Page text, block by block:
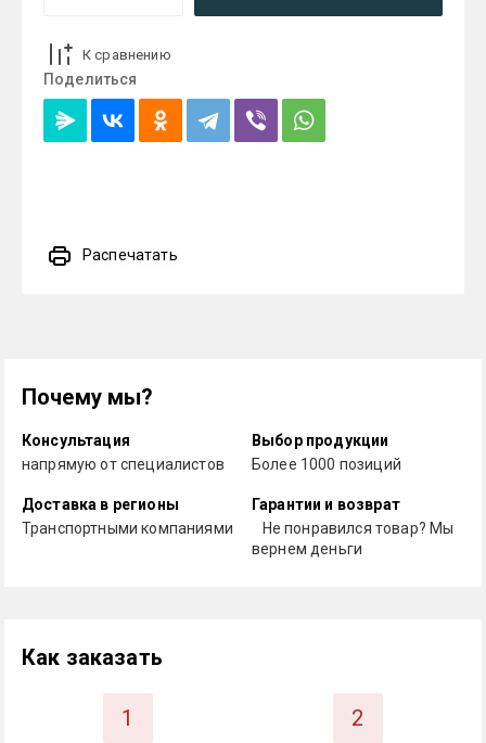
К сравнению
Поделиться
Распечатать
Почему мы?
Консультация
напрямую от специалистов
Выбор продукции
Более 1000 позиций
Доставка в регионы
Транспортными компаниями
Гарантии и возврат
Не понравился товар? Мы
вернем деньги
Как заказать
1 2